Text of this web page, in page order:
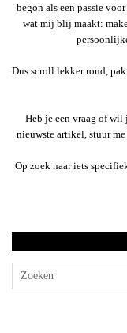
begon als een passie
wat mij blij maakt:
Dus scroll lekker rond,
Heb je een vraag of wil
nieuwste artikel, stuur me
Op zoek naar iets